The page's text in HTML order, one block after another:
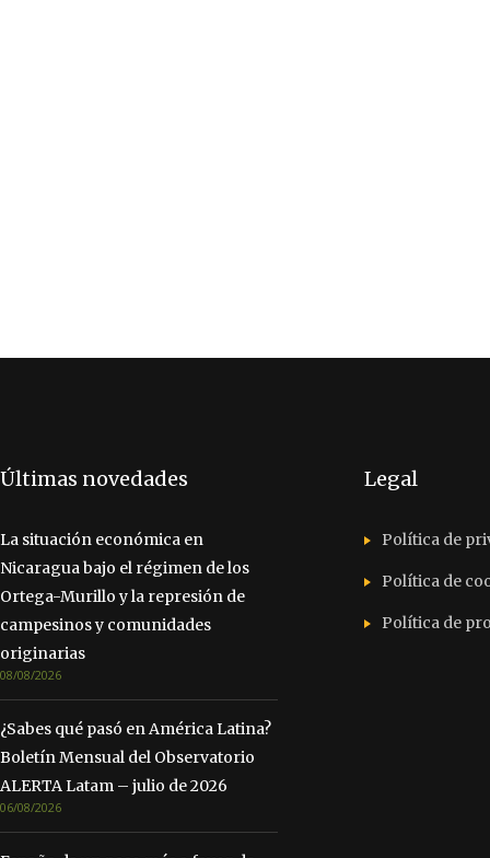
Últimas novedades
La situación económica en
Nicaragua bajo el régimen de los
Ortega-Murillo y la represión de
campesinos y comunidades
originarias
08/08/2026
¿Sabes qué pasó en América Latina?
Boletín Mensual del Observatorio
ALERTA Latam – julio de 2026
06/08/2026
Legal
Política de
Política de
Política de